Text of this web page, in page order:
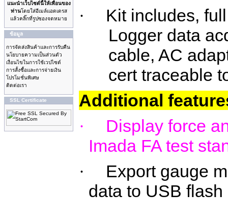
แนะนำเว็บไซด์นี้ให้เพื่อนของ
ท่านโดยใส่อีเมล์แอดเดรส
แล้วคลิ๊กที่รูปซองจดหมาย
ข้อมูล
การจัดส่งสินค้าและการรับคืน
นโยบายความเป็นส่วนตัว
เงื่อนไขในการใช้เวปไซด์
การสั้งซื้อและการจ่ายเงิน
โปรโมชั่นพิเศษ
ติดต่อเรา
SSL Certificate
·
Kit includes,
Logger data
cable, AC
cert traceable
Additional
·
Display force
ImadaFA test
·
Export gauge
data to USB flash